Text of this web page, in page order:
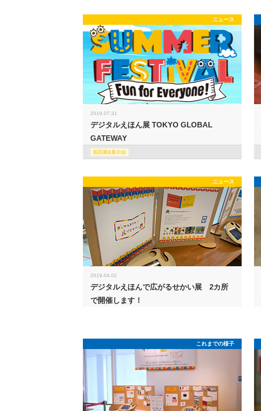
ニュース
2019.07.31
デジタルえほん展 TOKYO GLOBAL
GATEWAY
巡回展&展示会
ニュース
2019.04.02
デジタルえほんで広がるせかい展 2カ所
で開催します！
これまでの様子